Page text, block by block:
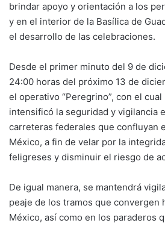
brindar apoyo y orientación a los
y en el interior de la Basílica de
el desarrollo de las celebraciones.
Desde el primer minuto del 9 de
24:00 horas del próximo 13 de
el operativo “Peregrino”, con el
intensificó la seguridad y vigilancia
carreteras federales que confluyan
México, a fin de velar por la
feligreses y disminuir el riesgo de
De igual manera, se mantendrá
peaje de los tramos que convergen
México, así como en los paraderos